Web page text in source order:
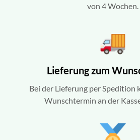
von 4 Wochen.
Lieferung zum
Bei der Lieferung per Spedition
Wunschtermin an der